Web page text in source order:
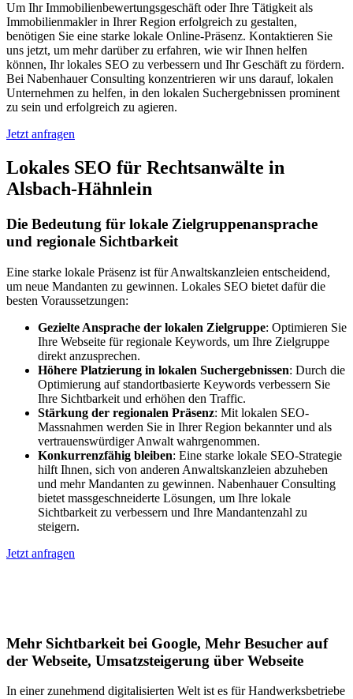
Um Ihr Immobilienbewertungsgeschäft oder Ihre Tätigkeit als
Immobilienmakler in Ihrer Region erfolgreich zu gestalten,
benötigen Sie eine starke lokale Online-Präsenz. Kontaktieren Sie
uns jetzt, um mehr darüber zu erfahren, wie wir Ihnen helfen
können, Ihr lokales SEO zu verbessern und Ihr Geschäft zu fördern.
Bei Nabenhauer Consulting konzentrieren wir uns darauf, lokalen
Unternehmen zu helfen, in den lokalen Suchergebnissen prominent
zu sein und erfolgreich zu agieren.
Jetzt anfragen
Lokales SEO für Rechtsanwälte in
Alsbach-Hähnlein
Die Bedeutung für lokale Zielgruppenansprache
und regionale Sichtbarkeit
Eine starke lokale Präsenz ist für Anwaltskanzleien entscheidend,
um neue Mandanten zu gewinnen. Lokales SEO bietet dafür die
besten Voraussetzungen:
Gezielte Ansprache der lokalen Zielgruppe: Optimieren Sie
Ihre Webseite für regionale Keywords, um Ihre Zielgruppe
direkt anzusprechen.
Höhere Platzierung in lokalen Suchergebnissen: Durch die
Optimierung auf standortbasierte Keywords verbessern Sie
Ihre Sichtbarkeit und erhöhen den Traffic.
Stärkung der regionalen Präsenz: Mit lokalen SEO-
Massnahmen werden Sie in Ihrer Region bekannter und als
vertrauenswürdiger Anwalt wahrgenommen.
Konkurrenzfähig bleiben: Eine starke lokale SEO-Strategie
hilft Ihnen, sich von anderen Anwaltskanzleien abzuheben
und mehr Mandanten zu gewinnen. Nabenhauer Consulting
bietet massgeschneiderte Lösungen, um Ihre lokale
Sichtbarkeit zu verbessern und Ihre Mandantenzahl zu
steigern.
Jetzt anfragen
Mehr Sichtbarkeit bei Google, Mehr Besucher auf
der Webseite, Umsatzsteigerung über Webseite
In einer zunehmend digitalisierten Welt ist es für Handwerksbetriebe